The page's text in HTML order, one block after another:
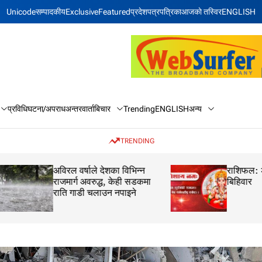
Unicodeसम्पादकीयExclusiveFeaturedप्रदेशपत्रपत्रिकाआजकाे तस्विरENGLISH
प्रविधिघटना/अपराधअन्तरवार्ताबिचार TrendingENGLISHअन्य
TRENDING
अविरल वर्षाले देशका विभिन्न
राजमार्ग अवरुद्ध, केही सडकमा
राति गाडी चलाउन नपाइने
राशिफल: २१ साउन
बिहिवार